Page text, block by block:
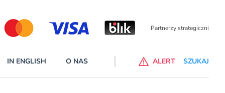
Partnerzy wspierający
IN ENGLISH O NAS ALERT SZUKAJ